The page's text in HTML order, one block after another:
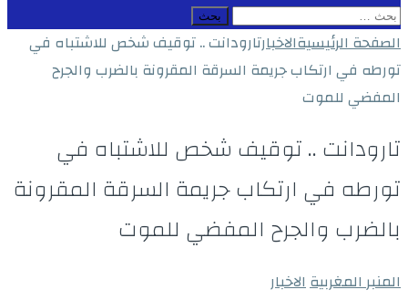
البحث
عن:
الصفحة الرئيسيةالاخبارتارودانت .. توقيف شخص للاشتباه في
تورطه في ارتكاب جريمة السرقة المقرونة بالضرب والجرح
المفضي للموت
تارودانت .. توقيف شخص للاشتباه في
تورطه في ارتكاب جريمة السرقة المقرونة
بالضرب والجرح المفضي للموت
المنبر المغربيةالاخبار